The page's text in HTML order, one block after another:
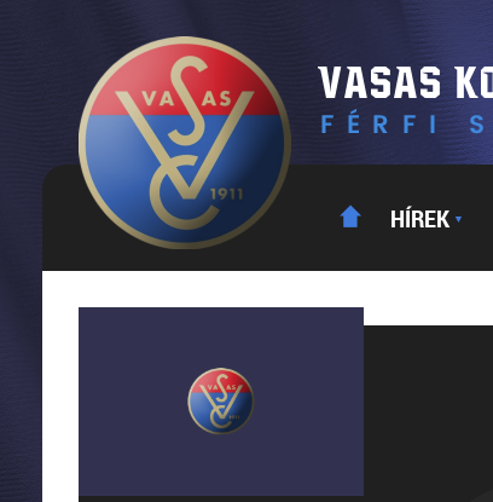
HÍREK ▼